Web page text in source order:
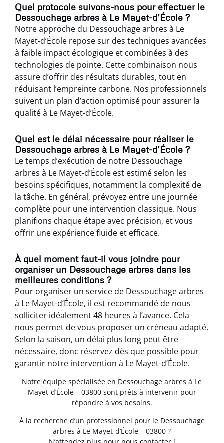
Quel protocole suivons-nous pour effectuer le
Dessouchage arbres à Le Mayet-d’École ?
Notre approche du Dessouchage arbres à Le
Mayet-d’École repose sur des techniques avancées
à faible impact écologique et combinées à des
technologies de pointe. Cette combinaison nous
assure d’offrir des résultats durables, tout en
réduisant l’empreinte carbone. Nos professionnels
suivent un plan d’action optimisé pour assurer la
qualité à Le Mayet-d’École.
Quel est le délai nécessaire pour réaliser le
Dessouchage arbres à Le Mayet-d’École ?
Le temps d’exécution de notre Dessouchage
arbres à Le Mayet-d’École est estimé selon les
besoins spécifiques, notamment la complexité de
la tâche. En général, prévoyez entre une journée
complète pour une intervention classique. Nous
planifions chaque étape avec précision, et vous
offrir une expérience fluide et efficace.
À quel moment faut-il vous joindre pour
organiser un Dessouchage arbres dans les
meilleures conditions ?
Pour organiser un service de Dessouchage arbres
à Le Mayet-d’École, il est recommandé de nous
solliciter idéalement 48 heures à l’avance. Cela
nous permet de vous proposer un créneau adapté.
Selon la saison, un délai plus long peut être
nécessaire, donc réservez dès que possible pour
garantir notre intervention à Le Mayet-d’École.
Notre équipe spécialisée en Dessouchage arbres à Le
Mayet-d’École – 03800 sont prêts à intervenir pour
répondre à vos besoins.
À la recherche d’un professionnel pour le Dessouchage
arbres à Le Mayet-d’École – 03800 ?